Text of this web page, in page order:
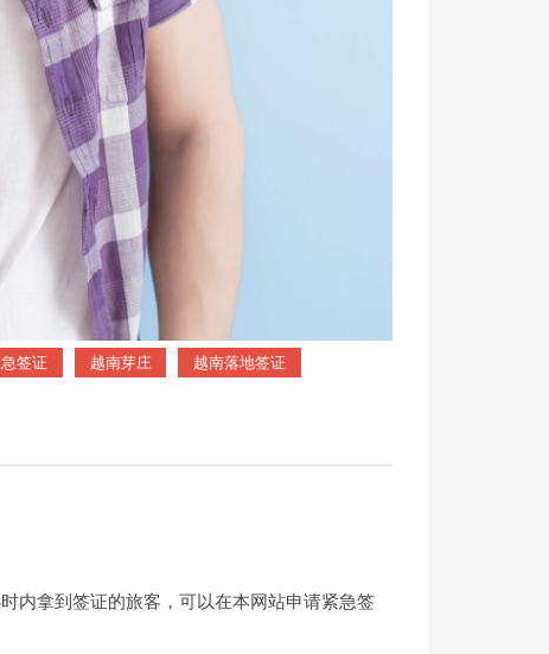
签证 越南芽庄 越南落地签证
内拿到签证的旅客，可以在本网站申请紧急签